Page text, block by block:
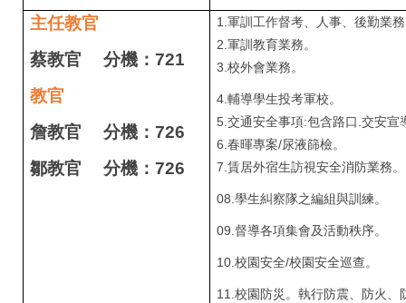
主任教官
蔡教官
分機：721
教官
詹教官
分機：726
鄒教官
分機：726
1. 軍訓工作督考、人事、後勤業
2.軍訓教育業務。
3.校外會業務。
4. 輔導學生投考軍校。
5.交通安全事項:包含路口.交安宣
6.春暉專案/尿液篩檢。
7.賃居外宿生訪視安全消防業務。
08. 學生糾察隊之編組與訓練。
09. 督導各項集會及活動秩序。
10. 校園安全/校園安全巡查。
11. 校園防災。執行防震、防火、